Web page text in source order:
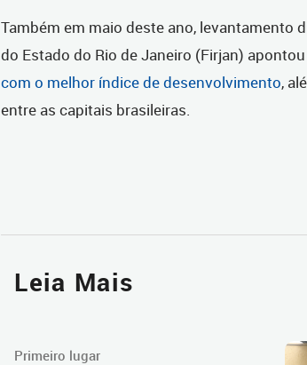
Também em maio deste ano, levantamento
do Estado do Rio de Janeiro (Firjan) apontou
com o melhor índice de desenvolvimento,
entre as capitais brasileiras.
Leia Mais
Primeiro lugar